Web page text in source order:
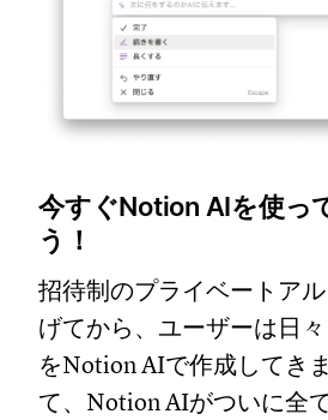
今すぐNotion AIを使っ
う！
招待制のプライベートア
げてから、ユーザーは日
をNotion AIで作成してき
て、Notion AIがついに全